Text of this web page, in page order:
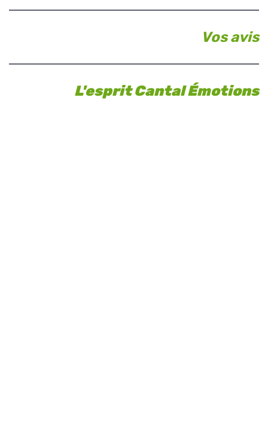
Vos avis
L'esprit Cantal Émotions